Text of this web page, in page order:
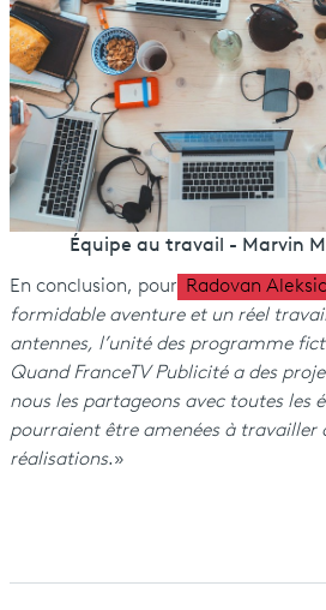
Équipe au travail - Marvin
En conclusion, pour Radovan Aleksic
formidable aventure et un réel travail
antennes, l’unité des programme
Quand FranceTV Publicité a des
nous les partageons avec toutes les
pourraient être amenées à travailler
réalisations.»